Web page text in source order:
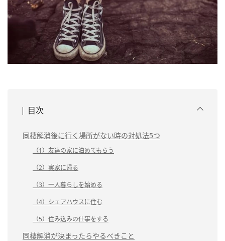
目次
同棲解消後に行く場所がない時の対処法5つ
（1）友達の家に泊めてもらう
（2）実家に帰る
（3）一人暮らしを始める
（4）シェアハウスに住む
（5）住み込みの仕事をする
同棲解消が決まったらやるべきこと